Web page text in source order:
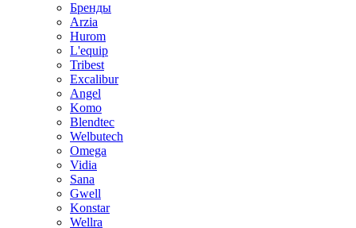
Бренды
Arzia
Hurom
L'equip
Tribest
Excalibur
Angel
Komo
Blendtec
Welbutech
Omega
Vidia
Sana
Gwell
Konstar
Wellra